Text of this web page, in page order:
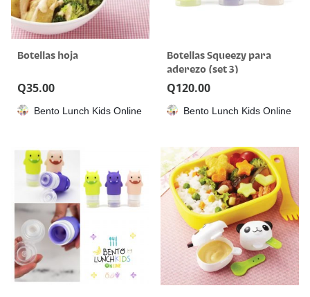
Botellas hoja
Q35.00
Bento Lunch Kids Online
Botellas Squeezy para
aderezo (set 3)
Q120.00
Bento Lunch Kids Online